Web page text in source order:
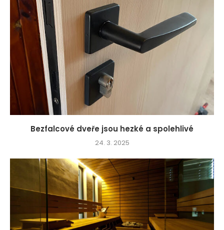
Bezfalcové dveře jsou hezké a spolehlivé
24. 3. 2025